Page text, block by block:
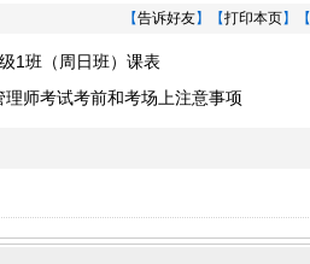
【告诉好友】【打印本页】【
1班（周日班）课表
师考试考前和考场上注意事项